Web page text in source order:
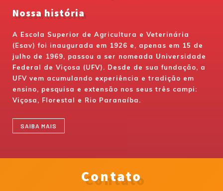
Nossa história
A Escola Superior de Agricultura e Veterinária
(Esav) foi inaugurada em 1926 e, apenas em 15 de
julho de 1969, passou a ser nomeada Universidade
Federal de Viçosa (UFV). Desde de sua fundação, a
UFV vem acumulando experiência e tradição em
ensino, pesquisa e extensão nos seus três campi:
Viçosa, Florestal e Rio Paranaíba.
SAIBA MAIS
Contato